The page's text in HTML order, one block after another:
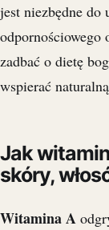
jest niezbędne do
odpornościowego
zadbać o dietę
wspierać
Jak
skóry,
Witamina A